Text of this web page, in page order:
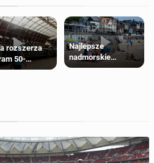
rozszerza
50-
Najlepsze
nadmorskie
miasteczko blisko